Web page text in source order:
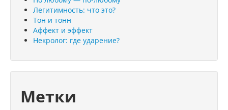
Легитимность: что это?
Тон и тонн
Аффект и эффект
Некролог: где ударение?
Метки